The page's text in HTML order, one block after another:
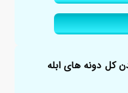
شدن کل دونه های ابله